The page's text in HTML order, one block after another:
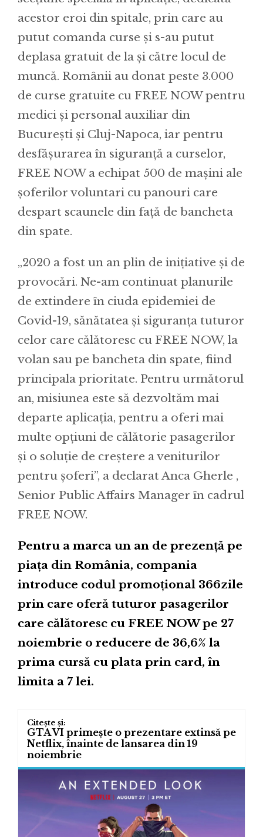
acestor eroi din spitale, prin care au
putut comanda curse și s-au putut
deplasa gratuit de la și către locul de
muncă. Românii au donat peste 3.000
de curse gratuite cu FREE NOW pentru
medici și personal auxiliar din
București și Cluj-Napoca, iar pentru
desfășurarea în siguranță a curselor,
FREE NOW a echipat 500 de mașini ale
șoferilor voluntari cu panouri care
despart scaunele din față de bancheta
din spate.
„2020 a fost un an plin de inițiative și de
provocări. Ne-am continuat planurile
de extindere în ciuda epidemiei de
Covid-19, sănătatea și siguranța tuturor
celor care călătoresc cu FREE NOW, la
volan sau pe bancheta din spate, fiind
principala prioritate. Pentru următorul
an, misiunea este să dezvoltăm mai
departe aplicația, pentru a oferi mai
multe opțiuni de călătorie pasagerilor
și o soluție de creștere a veniturilor
pentru șoferi”, a declarat Anca Gherle ,
Senior Public Affairs Manager în cadrul
FREE NOW.
Pentru a marca un an de prezență pe
piața din România, compania
introduce codul promoțional 366zile
prin care oferă tuturor pasagerilor
care călătoresc cu FREE NOW pe 27
noiembrie o reducere de 36,6% la
prima cursă cu plata prin card, în
limita a 7 lei.
GTA VI primește o prezentare extinsă pe
Netflix, înainte de lansarea din 19
noiembrie